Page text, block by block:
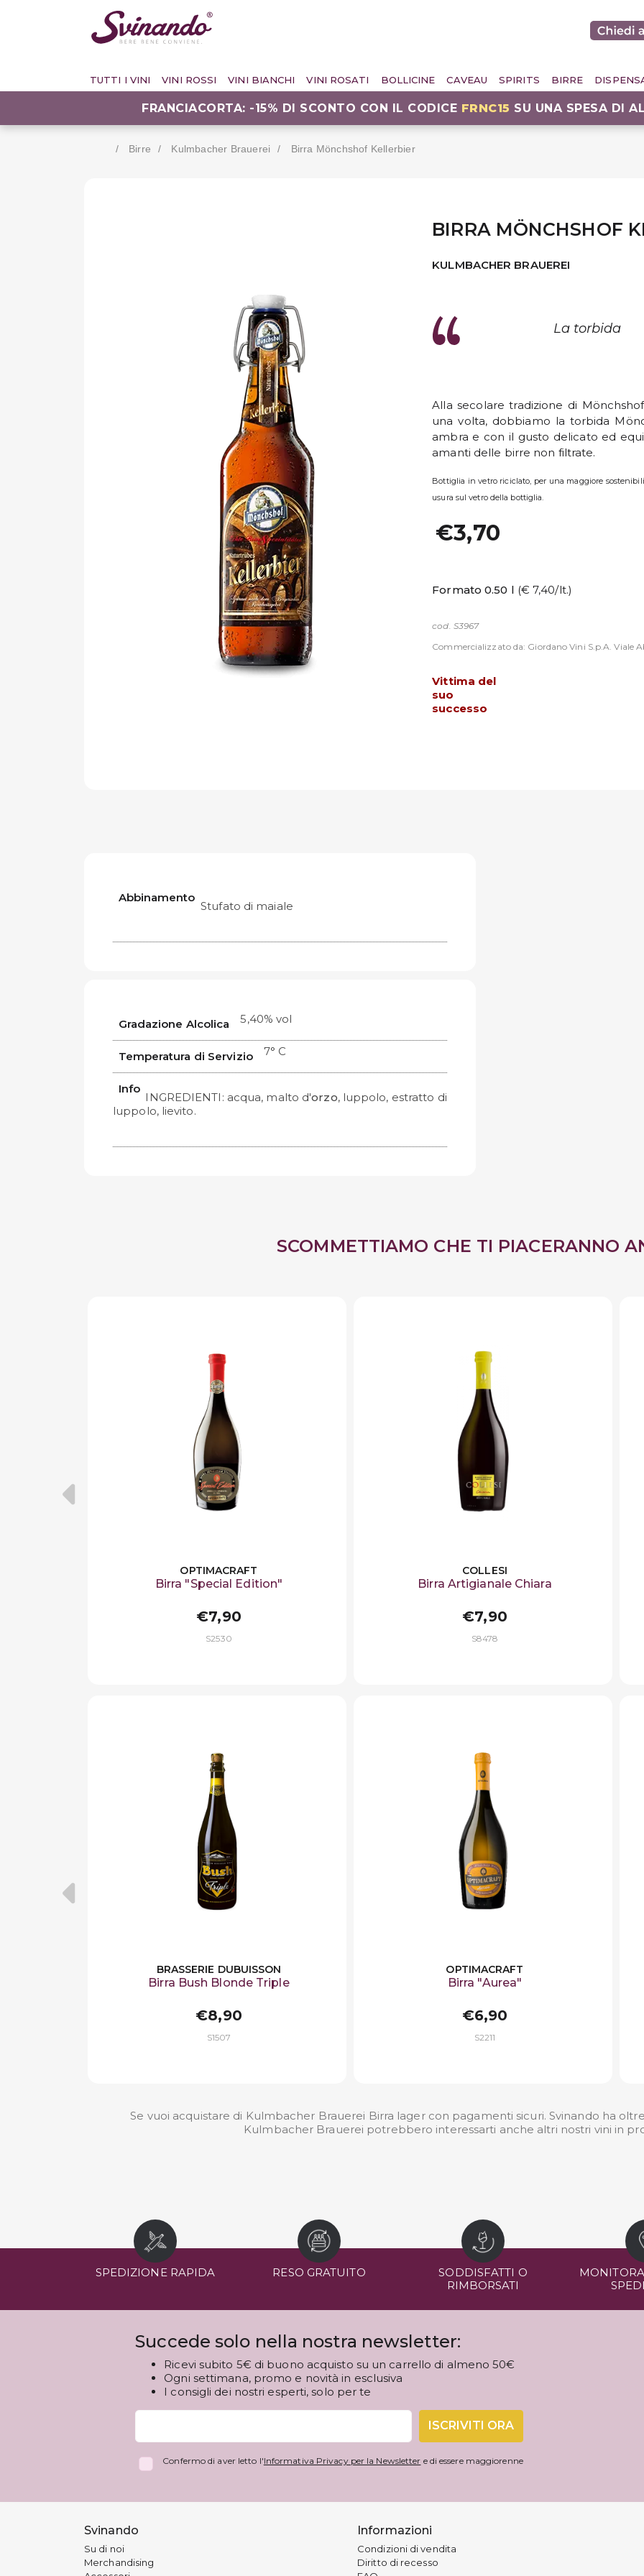
TUTTI I VINI VINI ROSSI VINI BIANCHI VINI ROSATI BOLLICINE CAVEAU SPIRITS BIRRE
FRANCIACORTA: -15% DI SCONTO CON IL CODICE FRNC15 SU UNA SPESA DI
Birre Kulmbacher Brauerei Birra Mönchshof Kellerbier
BIRRA MÖNCHSHOF
KULMBACHER BRAUEREI
La torbida
Alla secolare tradizione di
una volta, dobbiamo la torbida
ambra e con il gusto delicato ed
amanti delle birre non filtrate.
Bottiglia in vetro riciclato, per una maggiore
usura sul vetro della bottiglia.
€3,70
Formato 0.50 l (€ 7,40/lt.)
cod. S3967
Commercializzato da: Giordano Vini S.p.A. Viale
Vittima del
suo
successo
Abbinamento
Stufato di maiale
Gradazione Alcolica 5,40% vol
Temperatura di Servizio 7° C
Info
INGREDIENTI: acqua, malto d'orzo, luppolo, estratto di
luppolo, lievito.
SCOMMETTIAMO CHE TI PIACERANNO
OPTIMACRAFT
Birra "Special Edition"
€7,90
S2530
COLLESI
Birra Artigianale Chiara
€7,90
S8478
BRASSERIE DUBUISSON
Birra Bush Blonde Triple
€8,90
S1507
OPTIMACRAFT
Birra "Aurea"
€6,90
S2211
Se vuoi acquistare di Kulmbacher Brauerei Birra lager con pagamenti sicuri. Svinando ha
Kulmbacher Brauerei potrebbero interessarti anche altri nostri vini in
SPEDIZIONE RAPIDA RESO GRATUITO
SODDISFATTI O
RIMBORSATI
Succede solo nella nostra newsletter:
Ricevi subito 5€ di buono acquisto su un carrello di almeno 50€
Ogni settimana, promo e novità in esclusiva
I consigli dei nostri esperti, solo per te
ISCRIVITI ORA
Confermo di aver letto l'Informativa Privacy per la Newsletter e di essere maggiorenne
Svinando
Su di noi
Merchandising
Informazioni
Condizioni di vendita
Diritto di recesso